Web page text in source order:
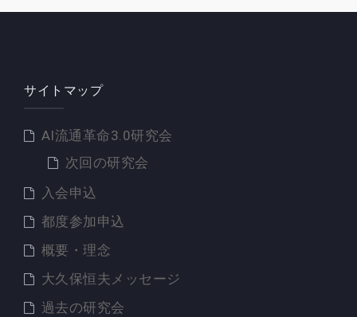
サイトマップ
AI流通革命3.0研究会
次回の研究会
入会申込
都度参加申込
概要・理念
大久保恒夫メッセージ
過去の研究会